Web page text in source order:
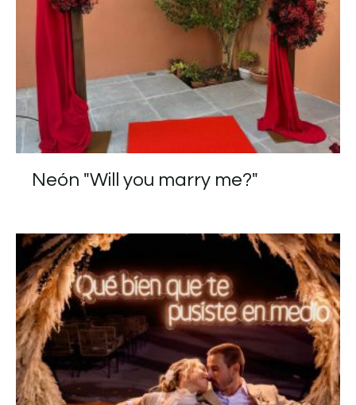
Neón "Will you marry me?"